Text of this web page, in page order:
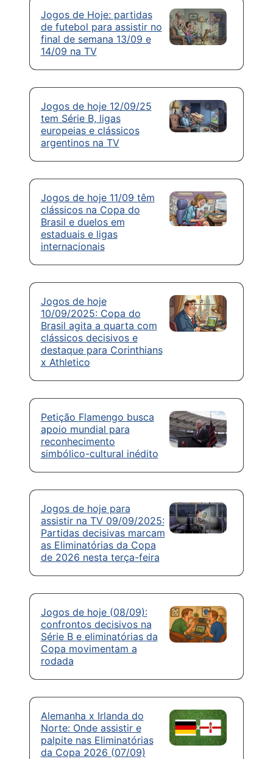
Jogos de Hoje: partidas
de futebol para assistir no
final de semana 13/09 e
14/09 na TV
Jogos de hoje 12/09/25
tem Série B, ligas
europeias e clássicos
argentinos na TV
Jogos de hoje 11/09 têm
clássicos na Copa do
Brasil e duelos em
estaduais e ligas
internacionais
Jogos de hoje
10/09/2025: Copa do
Brasil agita a quarta com
clássicos decisivos e
destaque para Corinthians
x Athletico
Petição Flamengo busca
apoio mundial para
reconhecimento
simbólico-cultural inédito
Jogos de hoje para
assistir na TV 09/09/2025:
Partidas decisivas marcam
as Eliminatórias da Copa
de 2026 nesta terça-feira
Jogos de hoje (08/09):
confrontos decisivos na
Série B e eliminatórias da
Copa movimentam a
rodada
Alemanha x Irlanda do
Norte: Onde assistir e
palpite nas Eliminatórias
da Copa 2026 (07/09)